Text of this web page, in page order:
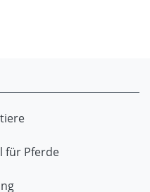
für Pferde